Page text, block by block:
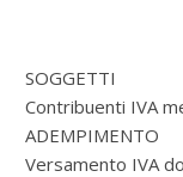
SOGGETTI
Contribuenti IVA
ADEMPIMENTO
Versamento IVA